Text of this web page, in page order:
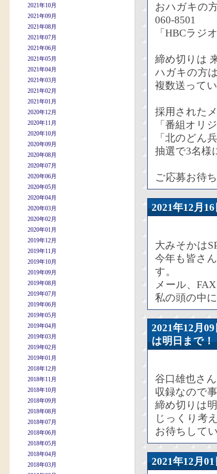
2021年10月
2021年09月
2021年08月
2021年07月
2021年06月
2021年05月
2021年04月
2021年03月
2021年02月
2021年01月
2020年12月
2020年11月
2020年10月
2020年09月
2020年08月
2020年07月
2020年06月
2020年05月
2020年04月
2020年03月
2020年02月
2020年01月
2019年12月
2019年11月
2019年10月
2019年09月
2019年08月
2019年07月
2019年06月
2019年05月
2019年04月
2019年03月
2019年02月
2019年01月
2018年12月
2018年11月
2018年10月
2018年09月
2018年08月
2018年07月
2018年06月
2018年05月
2018年04月
2018年03月
おハガキの
060-8501
「HBCラジ
締め切りは
ハガキの方
複数送って
採用された
「番組オリ
「北のどん
抽選で3名様
ご応募お待
2021年12
大みそかは
今年も皆さ
す。
メール、
私の頭の中
2021年12
は明日まで！
谷口雄也さ
収録なので
締め切りは
じっくり考
お待ちして
2021年12